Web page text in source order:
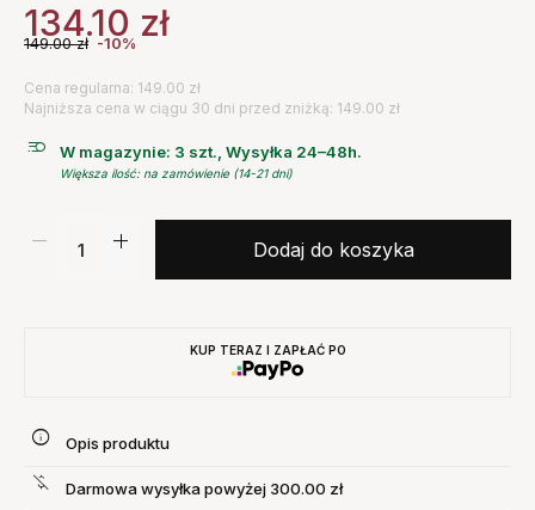
134.10 zł
149.00zł -10%
Cena regularna: 149.00 zł
Najniższa cena w ciągu 30 dni przed zniżką: 149.00 zł
W magazynie: 3 szt., Wysyłka 24–48h.
Większa ilość: na zamówienie (14-21 dni)
Dodaj do koszyka
KUP TERAZ I ZAPŁAĆ PO
Opis produktu
Darmowa wysyłka powyżej 300.00 zł